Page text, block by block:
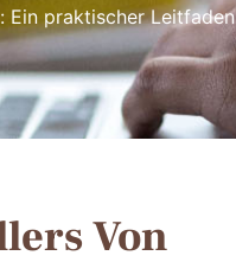
Ein praktischer Leitfaden
Von